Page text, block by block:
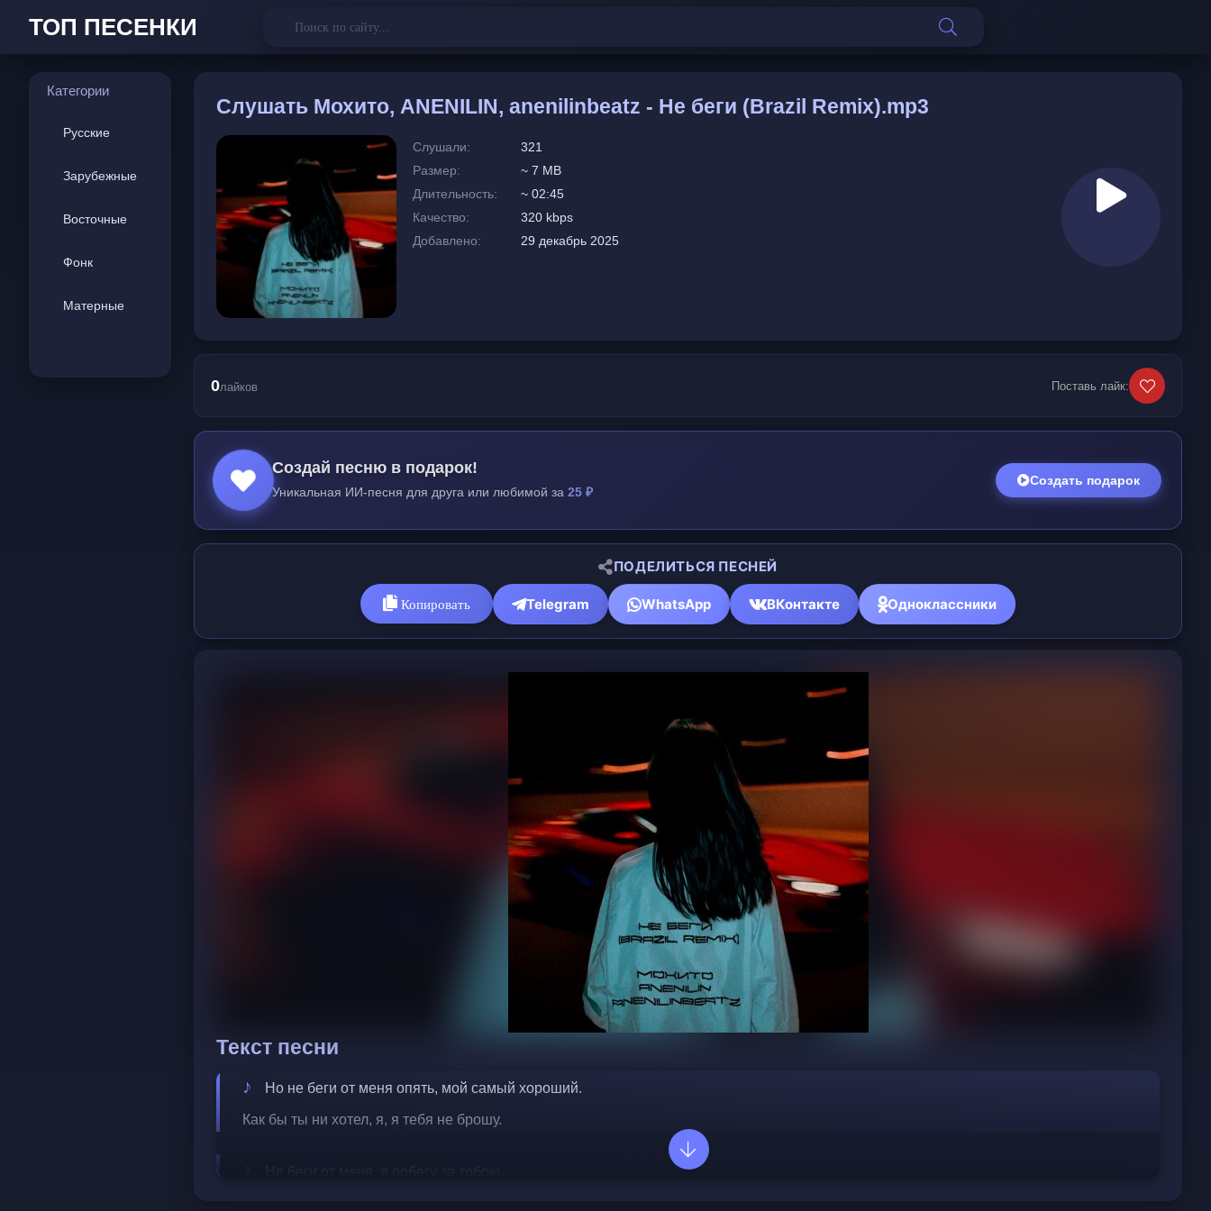
ТОП ПЕСЕНКИ
Категории
Русские
Зарубежные
Восточные
Фонк
Матерные
Слушать Мохито, ANENILIN, anenilinbeatz - Не беги (Brazil Remix).mp3
Слушали:
321
Размер:
~ 7 MB
Длительность:
~ 02:45
Качество:
320 kbps
Добавлено:
29 декабрь 2025
0лайков Поставь лайк:
Создай песню в подарок!
Уникальная ИИ-песня для друга или любимой за 25 ₽
Создать подарок
ПОДЕЛИТЬСЯ ПЕСНЕЙ
Копировать Telegram WhatsApp ВКонтакте Одноклассники
Текст песни
Но не беги от меня опять, мой самый хороший.
Как бы ты ни хотел, я, я тебя не брошу.